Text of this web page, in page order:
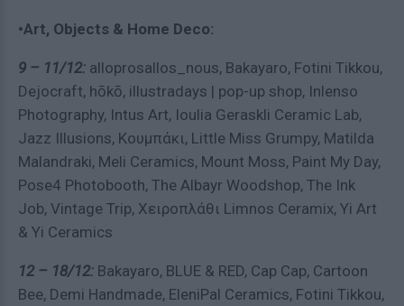
•Art, Objects & Home Deco:
9 – 11/12: alloprosallos_nous, Bakayaro, Fotini Tikkou,
Dejocraft, hōkō, illustradays | pop-up shop, Inlenso
Photography, Intus Art, Ioulia Geraskli Ceramic Lab,
Jazz Illusions, Κουμπάκι, Little Miss Grumpy, Matilda
Malandraki, Meli Ceramics, Mount Moss, Paint My Day,
Pose4 Photobooth, The Albayr Woodshop, The Ink
Job, Vintage Trip, Χειροπλάθι Limnos Ceramix, Yi Art
& Yi Ceramics
12 – 18/12: Bakayaro, BLUE & RED, Cap Cap, Cartoon
Bee, Demi Handmade, EleniPal Ceramics, Fotini Tikkou,